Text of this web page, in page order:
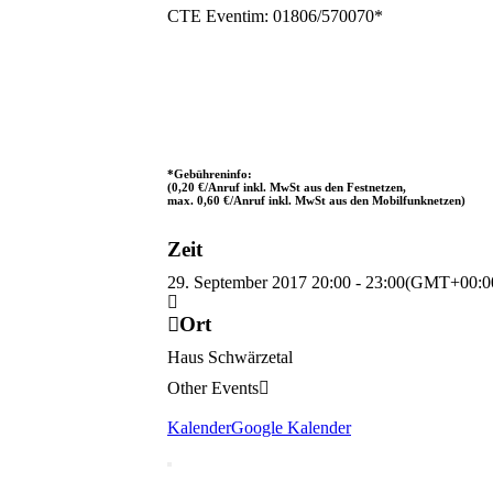
CTE Eventim: 01806/570070*
*Gebühreninfo:
(0,20 €/Anruf inkl. MwSt aus den Festnetzen,
max. 0,60 €/Anruf inkl. MwSt aus den Mobilfunknetzen)
Zeit
29. September 2017 20:00 - 23:00
Ort
Haus Schwärzetal
Other Events
KalenderGoogle Kalender